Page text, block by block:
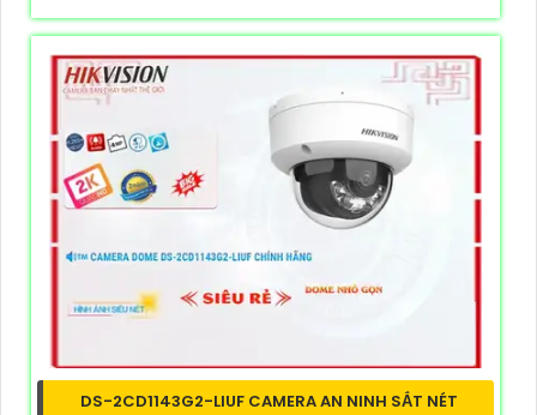
DS-2CD1143G2-LIUF CAMERA AN NINH SẮT NÉT